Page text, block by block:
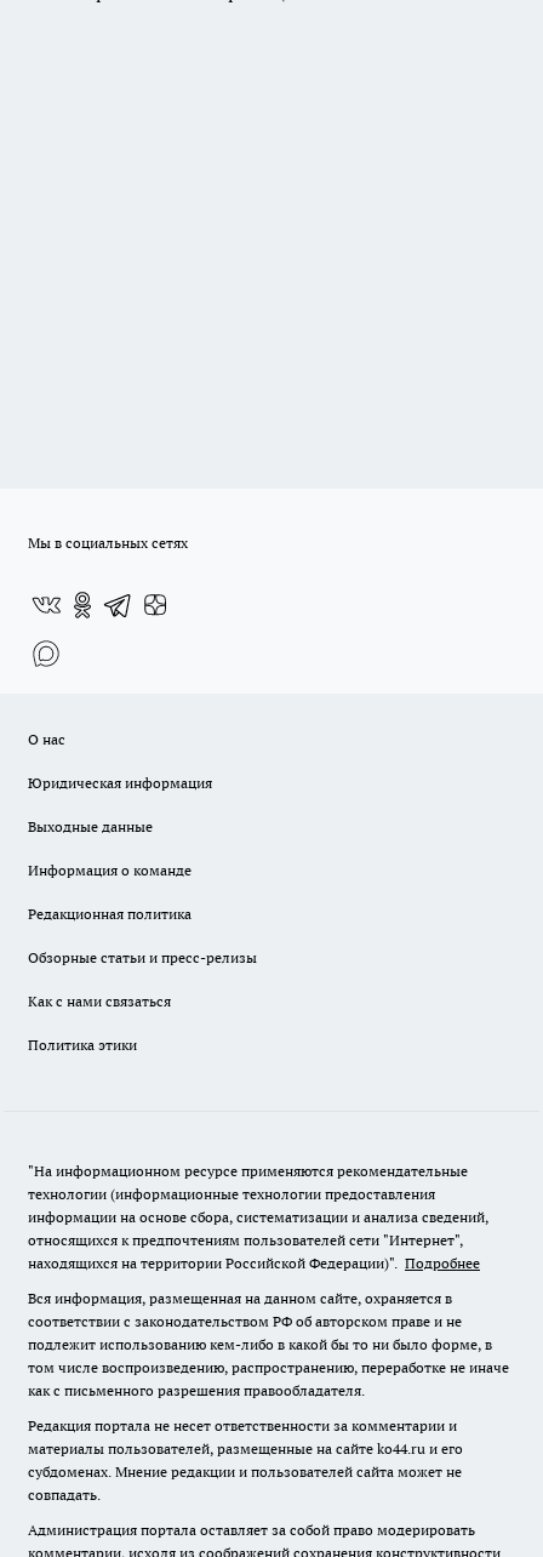
Мы в социальных сетях
О нас
Юридическая информация
Выходные данные
Информация о команде
Редакционная политика
Обзорные статьи и пресс-релизы
Как с нами связаться
Политика этики
"На информационном ресурсе применяются рекомендательные
технологии (информационные технологии предоставления
информации на основе сбора, систематизации и анализа сведений,
относящихся к предпочтениям пользователей сети "Интернет",
находящихся на территории Российской Федерации)". Подробнее
Вся информация, размещенная на данном сайте, охраняется в
соответствии с законодательством РФ об авторском праве и не
подлежит использованию кем-либо в какой бы то ни было форме, в
том числе воспроизведению, распространению, переработке не иначе
как с письменного разрешения правообладателя.
Редакция портала не несет ответственности за комментарии и
материалы пользователей, размещенные на сайте ko44.ru и его
субдоменах. Мнение редакции и пользователей сайта может не
совпадать.
Администрация портала оставляет за собой право модерировать
комментарии, исходя из соображений сохранения конструктивности